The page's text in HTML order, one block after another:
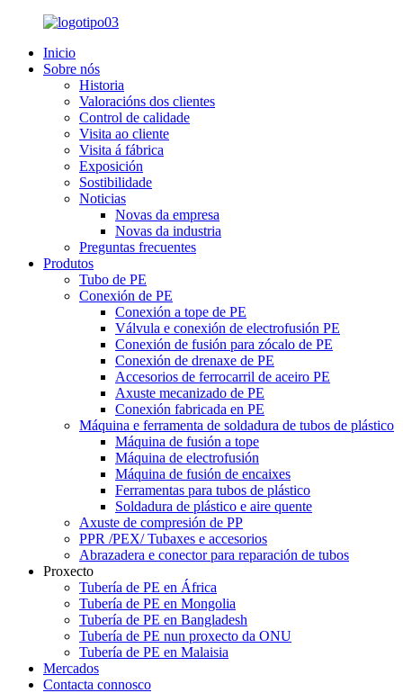
Inicio
Sobre nós
Historia
Valoracións dos clientes
Control de calidade
Visita ao cliente
Visita á fábrica
Exposición
Sostibilidade
Noticias
Novas da empresa
Novas da industria
Preguntas frecuentes
Produtos
Tubo de PE
Conexión de PE
Conexión a tope de PE
Válvula e conexión de electrofusión PE
Conexión de fusión para zócalo de PE
Conexión de drenaxe de PE
Accesorios de ferrocarril de aceiro PE
Axuste mecanizado de PE
Conexión fabricada en PE
Máquina e ferramenta de soldadura de tubos de plástico
Máquina de fusión a tope
Máquina de electrofusión
Máquina de fusión de encaixes
Ferramentas para tubos de plástico
Soldadura de plástico e aire quente
Axuste de compresión de PP
PPR /PEX/ Tubaxes e accesorios
Abrazadera e conector para reparación de tubos
Proxecto
Tubería de PE en África
Tubería de PE en Mongolia
Tubería de PE en Bangladesh
Tubería de PE nun proxecto da ONU
Tubería de PE en Malaisia
Mercados
Contacta connosco